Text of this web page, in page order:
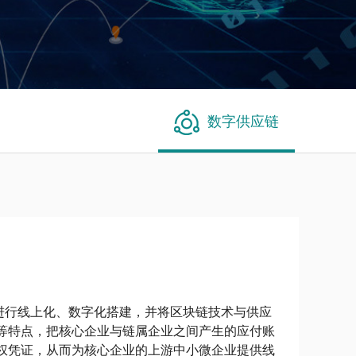
数字供应链
线上化、数字化搭建，并将区块链技术与供应
点，把核心企业与链属企业之间产生的应付账
证，从而为核心企业的上游中小微企业提供线